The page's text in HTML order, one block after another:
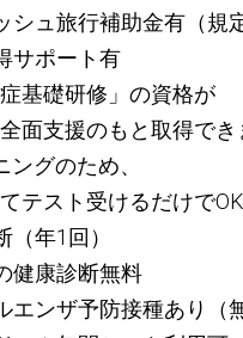
シュ旅行補助金有（規
サポート有
基礎研修」の資格が
面支援のもと取得でき
グのため、
テスト受けるだけでOK
（年1回）
健康診断無料
エンザ予防接種あり（